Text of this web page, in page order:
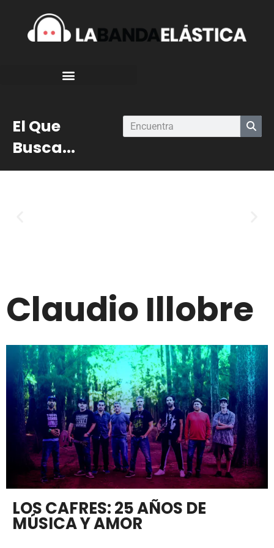
El Que
Busca...
Claudio Illobre
LOS CAFRES: 25 AÑOS DE
MÚSICA Y AMOR